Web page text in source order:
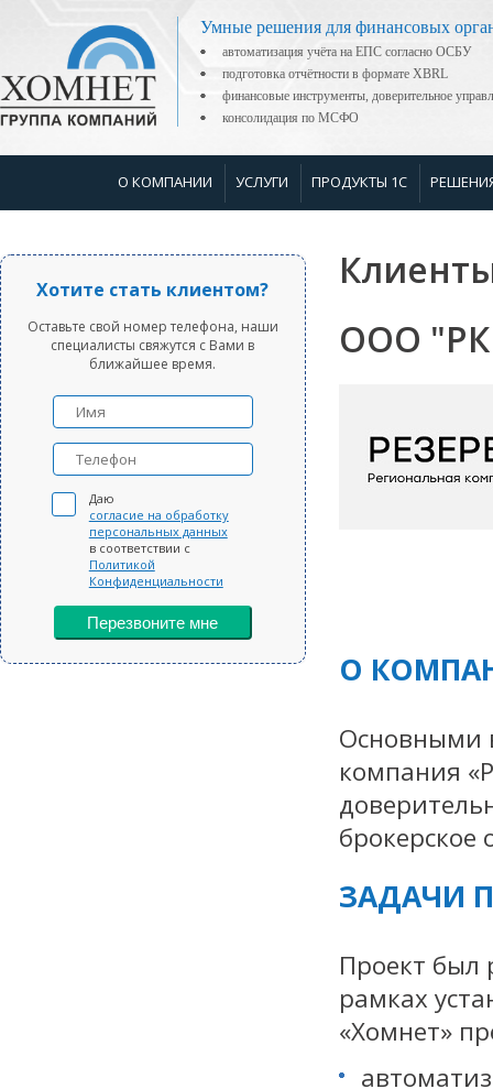
Умные решения для финансовых
автоматизация учёта на ЕПС согласно ОСБУ
подготовка отчётности в формате XBRL
финансовые инструменты, доверительное
консолидация по МСФО
О КОМПАНИИ УСЛУГИ ПРОДУКТЫ 1С
Хотите стать клиентом?
Оставьте свой номер телефона, наши
специалисты свяжутся с Вами в
ближайшее время.
Даю
согласие на обработку
персональных данных
в соответствии с
Политикой
Конфиденциальности
Перезвоните мне
ООО "РК
О
Основными
компания
брокерское
ЗАДАЧИ
Проект был
рамках
«Хомнет»